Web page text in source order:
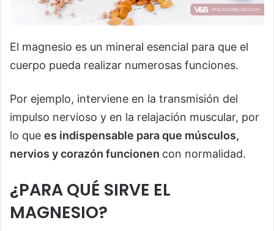
El magnesio es un mineral esencial para que el
cuerpo pueda realizar numerosas funciones.
Por ejemplo, interviene en la transmisión del
impulso nervioso y en la relajación muscular, por
lo que es indispensable para que músculos,
nervios y corazón funcionen con normalidad.
¿PARA QUÉ SIRVE EL
MAGNESIO?